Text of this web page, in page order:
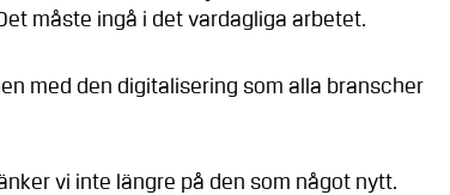
måste ingå i det vardagliga arbetet.
med den digitalisering som alla branscher
vi inte längre på den som något nytt.